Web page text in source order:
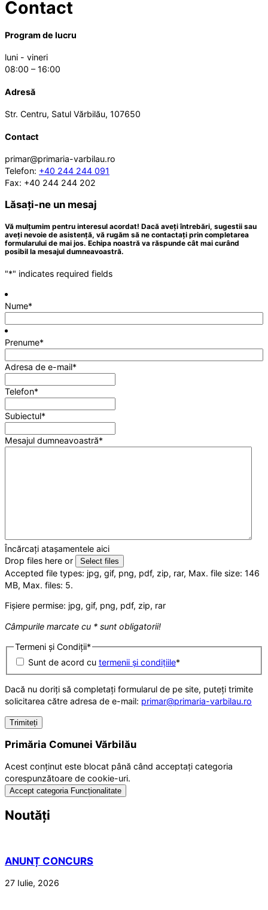
Contact
Program de lucru
luni - vineri
08:00 – 16:00
Adresă
Str. Centru, Satul Vărbilău, 107650
Contact
primar@primaria-varbilau.ro
Telefon: +40 244 244 091
Fax: +40 244 244 202
Lăsați-ne un mesaj
Vă mulțumim pentru interesul acordat! Dacă aveți întrebări, sugestii sau
aveți nevoie de asistență, vă rugăm să ne contactați prin completarea
formularului de mai jos. Echipa noastră va răspunde cât mai curând
posibil la mesajul dumneavoastră.
"*" indicates required fields
Nume*
Prenume*
Adresa de e-mail*
Telefon*
Subiectul*
Mesajul dumneavoastră*
Încărcați atașamentele aici
Drop files here or
Select files
Accepted file types: jpg, gif, png, pdf, zip, rar, Max. file size: 146
MB, Max. files: 5.
Fișiere permise: jpg, gif, png, pdf, zip, rar
Câmpurile marcate cu * sunt obligatorii!
Termeni și Condiții*
Sunt de acord cu termenii și condițiile*
Dacă nu doriți să completați formularul de pe site, puteți trimite
solicitarea către adresa de e-mail: primar@primaria-varbilau.ro
Primăria Comunei Vărbilău
Acest conținut este blocat până când acceptați categoria
corespunzătoare de cookie-uri.
Accept categoria Funcționalitate
Noutăți
ANUNȚ CONCURS
27 Iulie, 2026